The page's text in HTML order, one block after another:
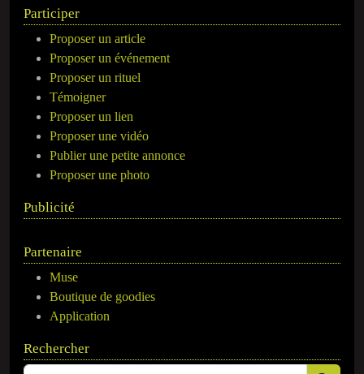
Participer
Proposer un article
Proposer un événement
Proposer un rituel
Témoigner
Proposer un lien
Proposer une vidéo
Publier une petite annonce
Proposer une photo
Publicité
Partenaire
Muse
Boutique de goodies
Application
Rechercher